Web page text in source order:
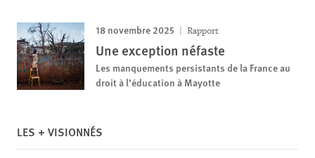
18 novembre 2025 Rapport
Une exception néfaste
Les manquements persistants de la France au
droit à l’éducation à Mayotte
LES + VISIONNÉS